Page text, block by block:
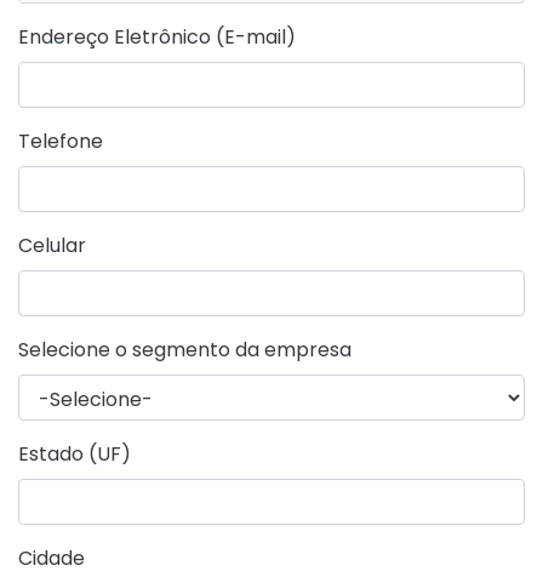
Endereço Eletrônico (E-mail)
Telefone
Celular
Selecione o segmento da empresa
Estado (UF)
Cidade